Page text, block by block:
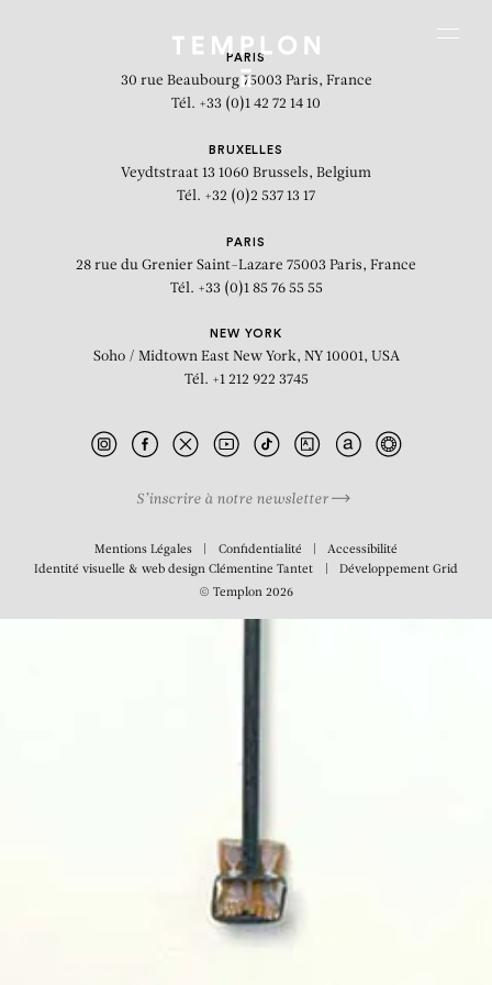
J.C. #24
PARIS
30 rue Beaubourg 75003 Paris, France
Tél. +33 (0)1 42 72 14 10
BRUXELLES
Veydtstraat 13 1060 Brussels, Belgium
Tél. +32 (0)2 537 13 17
PARIS
28 rue du Grenier Saint-Lazare 75003 Paris, France
Tél. +33 (0)1 85 76 55 55
NEW YORK
Soho / Midtown East New York, NY 10001, USA
Tél. +1 212 922 3745
S’inscrire à notre newsletter
Mentions Légales Confidentialité
Accessibilité
Identité visuelle & web designClémentine Tantet Développement Grid
© Templon 2026